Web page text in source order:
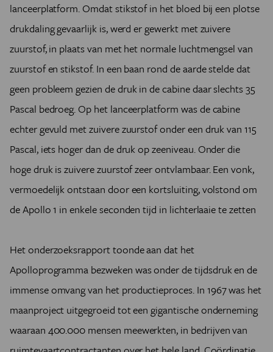
lanceerplatform. Omdat stikstof in het bloed bij een plotse
drukdaling gevaarlijk is, werd er gewerkt met zuivere
zuurstof, in plaats van met het normale luchtmengsel van
zuurstof en stikstof. In een baan rond de aarde stelde dat
geen probleem gezien de druk in de cabine daar slechts 35
Pascal bedroeg. Op het lanceerplatform was de cabine
echter gevuld met zuivere zuurstof onder een druk van 115
Pascal, iets hoger dan de druk op zeeniveau. Onder die
hoge druk is zuivere zuurstof zeer ontvlambaar. Een vonk,
vermoedelijk ontstaan door een kortsluiting, volstond om
de Apollo 1 in enkele seconden tijd in lichterlaaie te zetten
Het onderzoeksrapport toonde aan dat het
Apolloprogramma bezweken was onder de tijdsdruk en de
immense omvang van het productieproces. In 1967 was het
maanproject uitgegroeid tot een gigantische onderneming
waaraan 400.000 mensen meewerkten, in bedrijven van